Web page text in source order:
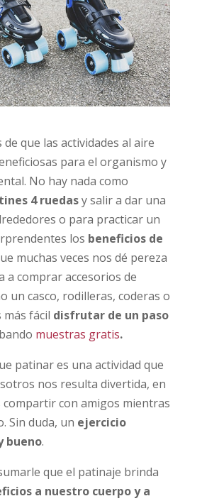
que las actividades al aire
para el organismo y
No hay nada como
4 ruedasy salir a dar una
o para practicar un
los beneficios de
muchas veces nos dé pereza
a comprar accesorios de
un casco, rodilleras, coderas o
más fácil disfrutar de un paso
muestras gratis.
patinar es una actividad que
nos resulta divertida, en
compartir con amigos mientras
Sin duda, un ejercicio
bueno.
que el patinaje brinda
a nuestro cuerpo y a